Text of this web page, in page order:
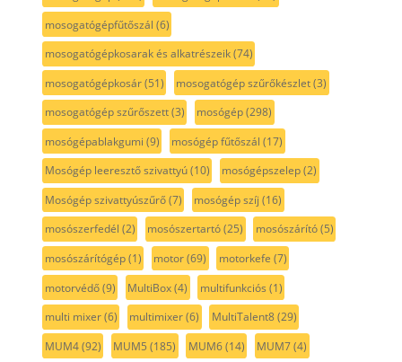
mosogatógépfűtőszál (6)
mosogatógépkosarak és alkatrészeik(74)
mosogatógépkosár(51) mosogatógép szűrőkészlet(3)
mosogatógép szűrőszett(3) mosógép(298)
mosógépablakgumi (9) mosógép fűtőszál (17)
Mosógép leeresztő szivattyú(10) mosógépszelep(2)
Mosógép szivattyúszűrő(7) mosógép szíj (16)
mosószerfedél (2) mosószertartó(25) mosószárító(5)
mosószárítógép(1) motor(69) motorkefe (7)
motorvédő(9) MultiBox(4) multifunkciós (1)
multi mixer(6) multimixer(6) MultiTalent8(29)
MUM4(92) MUM5 (185) MUM6(14) MUM7(4)